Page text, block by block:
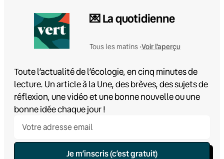
💌 La quotidienne
Tous les matins •Voir l'aperçu
Toute l’actualité de l’écologie, en cinq minutes de
lecture. Un article à la Une, des brèves, des sujets de
réflexion, une vidéo et une bonne nouvelle ou une
bonne idée chaque jour !
Je m’inscris (c’est gratuit)